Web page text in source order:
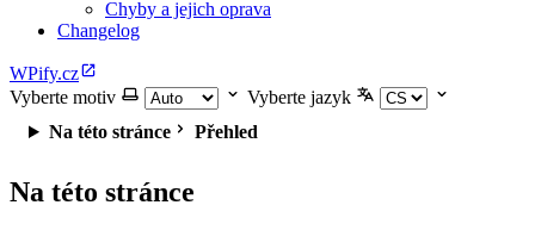
Chyby a jejich oprava
Changelog
WPify.cz
Vyberte motiv
Vyberte jazyk
Na této stránce
Přehled
Na této stránce